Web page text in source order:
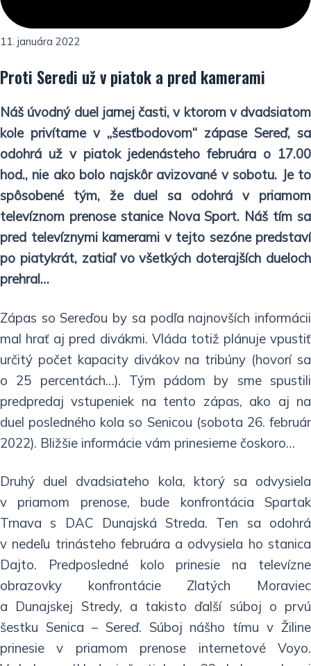
11. januára 2022
Proti Seredi už v piatok a pred kamerami
Náš úvodný duel jarnej časti, v ktorom v dvadsiatom
kole privítame v „šesťbodovom“ zápase Sereď, sa
odohrá už v piatok jedenásteho februára o 17.00
hod., nie ako bolo najskôr avizované v sobotu. Je to
spôsobené tým, že duel sa odohrá v priamom
televíznom prenose stanice Nova Sport. Náš tím sa
pred televíznymi kamerami v tejto sezóne predstaví
po piatykrát, zatiaľ vo všetkých doterajších dueloch
prehral…
Zápas so Sereďou by sa podľa najnovších informácii
mal hrať aj pred divákmi. Vláda totiž plánuje vpustiť
určitý počet kapacity divákov na tribúny (hovorí sa
o 25 percentách…). Tým pádom by sme spustili
predpredaj vstupeniek na tento zápas, ako aj na
duel posledného kola so Senicou (sobota 26. február
2022). Bližšie informácie vám prinesieme čoskoro…
Druhý duel dvadsiateho kola, ktorý sa odvysiela
v priamom prenose, bude konfrontácia Spartak
Trnava s DAC Dunajská Streda. Ten sa odohrá
v nedeľu trinásteho februára a odvysiela ho stanica
Dajto. Predposledné kolo prinesie na televízne
obrazovky konfrontácie Zlatých Moraviec
a Dunajskej Stredy, a takisto ďalší súboj o prvú
šestku Senica – Sereď. Súboj nášho tímu v Žiline
prinesie v priamom prenose internetové Voyo.